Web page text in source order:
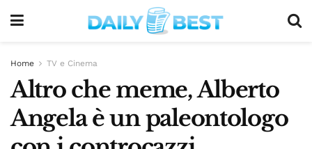
Home TV e Cinema
Altro che meme, Alberto
Angela è un paleontologo